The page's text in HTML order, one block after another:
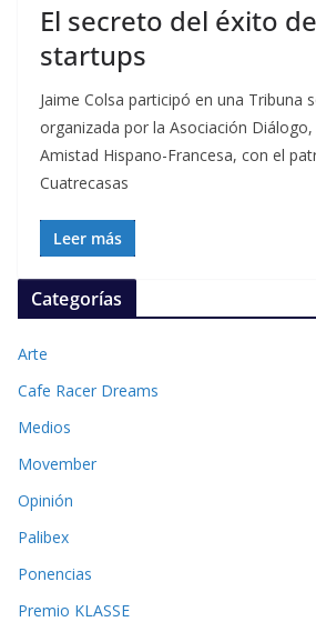
El secreto del éxito
startups
Jaime Colsa participó en una Tribuna
organizada por la Asociación
Amistad Hispano-Francesa, con el
Cuatrecasas
Leer más
Categorías
Arte
Cafe Racer Dreams
Medios
Movember
Opinión
Palibex
Ponencias
Premio KLASSE